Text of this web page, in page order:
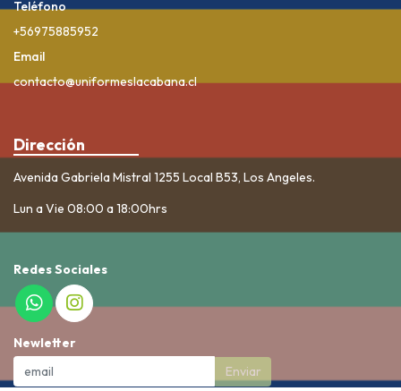
Teléfono
+56975885952
Email
contacto@uniformeslacabana.cl
Dirección
Avenida Gabriela Mistral 1255 Local B53, Los Angeles.
Lun a Vie 08:00 a 18:00hrs
Redes Sociales
Newletter
Enviar